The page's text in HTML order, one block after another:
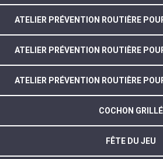
ATELIER PRÉVENTION ROUTIÈRE
ATELIER PRÉVENTION ROUTIÈRE
ATELIER PRÉVENTION ROUTIÈRE
COCHON GRILLÉ
FÊTE DU JEU